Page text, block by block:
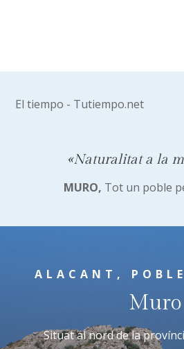
El tiempo - Tutiempo.net
«Naturalitat a la
MURO, Tot un poble
ALACANT,
Muro
Situat al nord de la